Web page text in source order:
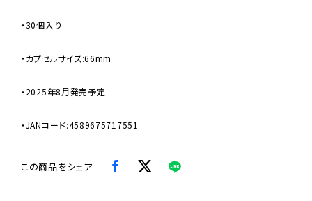
・30個入り
・カプセルサイズ:66mm
・2025年8月発売予定
・JANコード:4589675717551
この商品をシェア